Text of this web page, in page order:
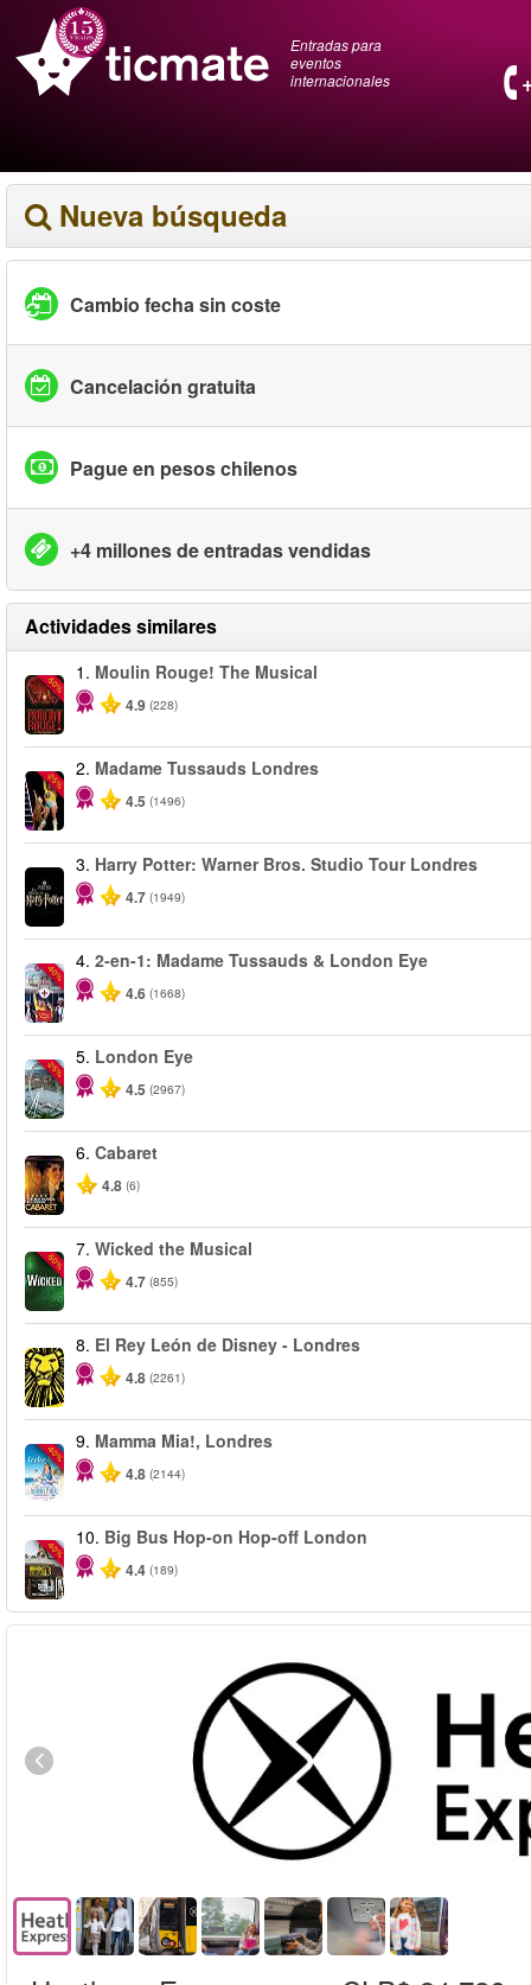
Entradas para
eventos
internacionales
Nueva búsqueda
Cambio fecha sin coste
Cancelación gratuita
Pague en pesos chilenos
+4 millones de entradas vendidas
Actividades similares
-50%
1. Moulin Rouge! The Musical
4.9 (228)
-25%
2. Madame Tussauds Londres
4.5 (1496)
3. Harry Potter: Warner Bros. Studio Tour Londres
4.7 (1949)
-40%
4. 2-en-1: Madame Tussauds & London Eye
4.6 (1668)
-25%
5. London Eye
4.5 (2967)
6. Cabaret
4.8 (6)
-50%
7. Wicked the Musical
4.7 (855)
8. El Rey León de Disney - Londres
4.8 (2261)
-40%
9. Mamma Mia!, Londres
4.8 (2144)
-40%
10. Big Bus Hop-on Hop-off London
4.4 (189)